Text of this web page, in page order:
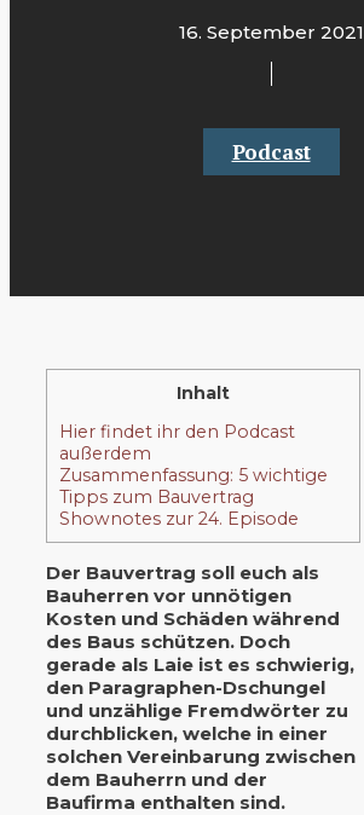
16. September 2021
Podcast
Inhalt
Hier findet ihr den Podcast
außerdem
Zusammenfassung: 5 wichtige
Tipps zum Bauvertrag
Shownotes zur 24. Episode
Der Bauvertrag soll euch als
Bauherren vor unnötigen
Kosten und Schäden während
des Baus schützen. Doch
gerade als Laie ist es schwierig,
den Paragraphen-Dschungel
und unzählige Fremdwörter zu
durchblicken, welche in einer
solchen Vereinbarung zwischen
dem Bauherrn und der
Baufirma enthalten sind.